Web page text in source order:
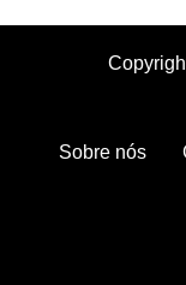
Sobre nós